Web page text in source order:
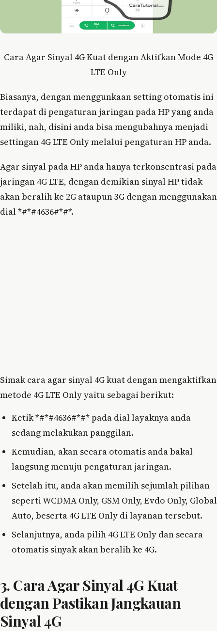
Cara Agar Sinyal 4G Kuat dengan Aktifkan Mode 4G
LTE Only
Biasanya, dengan menggunkaan setting otomatis ini
terdapat di pengaturan jaringan pada HP yang anda
miliki, nah, disini anda bisa mengubahnya menjadi
settingan 4G LTE Only melalui pengaturan HP anda.
Agar sinyal pada HP anda hanya terkonsentrasi pada
jaringan 4G LTE, dengan demikian sinyal HP tidak
akan beralih ke 2G ataupun 3G dengan menggunakan
dial *#*#4636#*#*.
Simak cara agar sinyal 4G kuat dengan mengaktifkan
metode 4G LTE Only yaitu sebagai berikut:
Ketik *#*#4636#*#* pada dial layaknya anda
sedang melakukan panggilan.
Kemudian, akan secara otomatis anda bakal
langsung menuju pengaturan jaringan.
Setelah itu, anda akan memilih sejumlah pilihan
seperti WCDMA Only, GSM Only, Evdo Only, Global
Auto, beserta 4G LTE Only di layanan tersebut.
Selanjutnya, anda pilih 4G LTE Only dan secara
otomatis sinyak akan beralih ke 4G.
3. Cara Agar Sinyal 4G Kuat
dengan Pastikan Jangkauan
Sinyal 4G